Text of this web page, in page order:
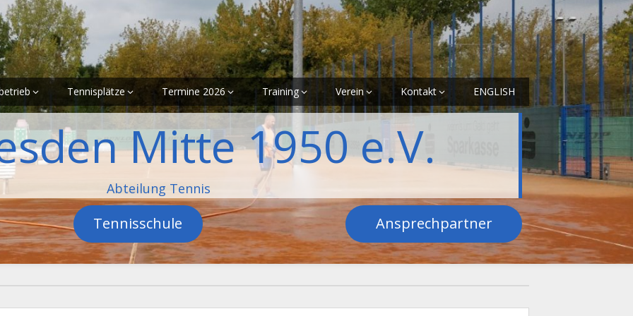
Tennisplätze Termine 2026 Training Verein Kontakt ENGLISH
Mitte 1950 e.V.
Abteilung Tennis
Tennisschule Ansprechpartner